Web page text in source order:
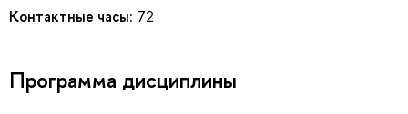
Контактные часы: 72
Программа дисциплины